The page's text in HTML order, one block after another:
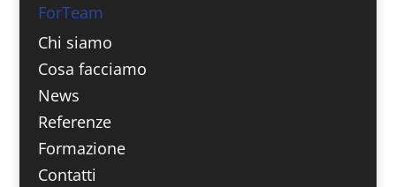
ForTeam
Chi siamo
Cosa facciamo
News
Referenze
Formazione
Contatti